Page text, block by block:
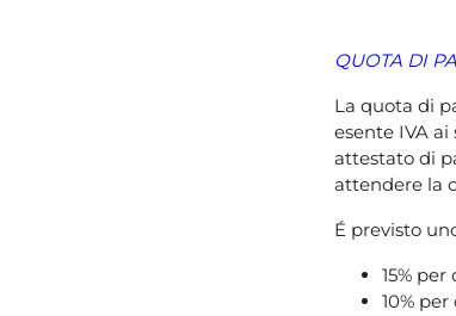
QUOTA DI
La quota di
esente IVA ai
attestato di
attendere la
É previsto
15%
10%